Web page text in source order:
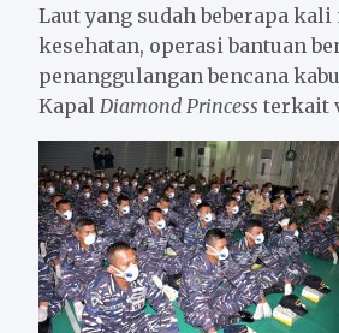
Laut yang sudah beberapa
kesehatan, operasi bantuan
penanggulangan bencana
Kapal Diamond Princess terkait